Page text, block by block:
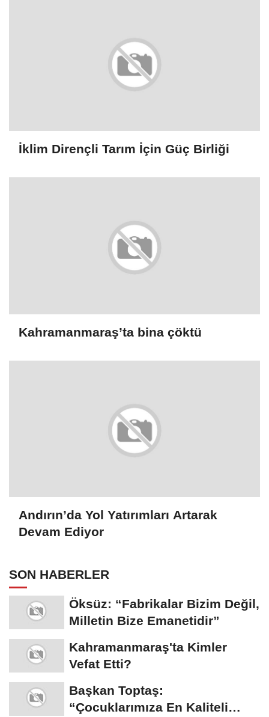
İklim Dirençli Tarım İçin Güç Birliği
Kahramanmaraş’ta bina çöktü
Andırın’da Yol Yatırımları Artarak
Devam Ediyor
SON HABERLER
Öksüz: “Fabrikalar Bizim Değil,
Milletin Bize Emanetidir”
Kahramanmaraş'ta Kimler
Vefat Etti?
Başkan Toptaş:
“Çocuklarımıza En Kaliteli